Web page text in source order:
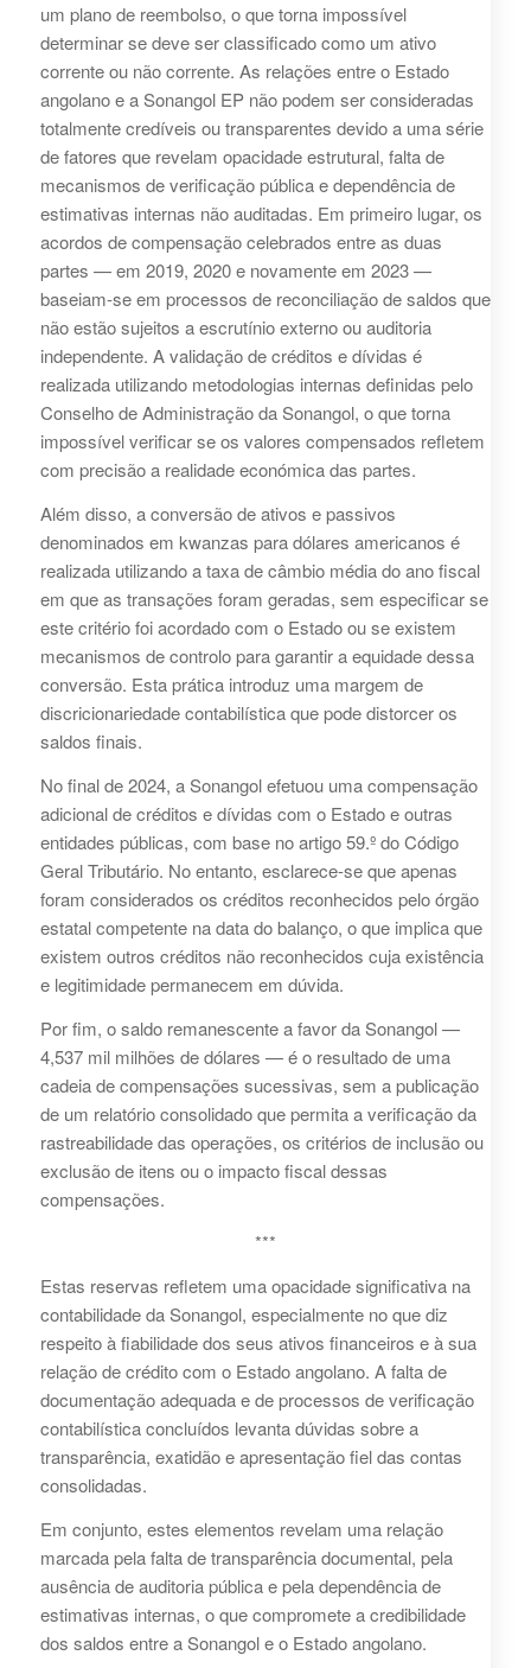
um plano de reembolso, o que torna impossível
determinar se deve ser classificado como um ativo
corrente ou não corrente. As relações entre o Estado
angolano e a Sonangol EP não podem ser consideradas
totalmente credíveis ou transparentes devido a uma série
de fatores que revelam opacidade estrutural, falta de
mecanismos de verificação pública e dependência de
estimativas internas não auditadas. Em primeiro lugar, os
acordos de compensação celebrados entre as duas
partes — em 2019, 2020 e novamente em 2023 —
baseiam-se em processos de reconciliação de saldos que
não estão sujeitos a escrutínio externo ou auditoria
independente. A validação de créditos e dívidas é
realizada utilizando metodologias internas definidas pelo
Conselho de Administração da Sonangol, o que torna
impossível verificar se os valores compensados refletem
com precisão a realidade económica das partes.
Além disso, a conversão de ativos e passivos
denominados em kwanzas para dólares americanos é
realizada utilizando a taxa de câmbio média do ano fiscal
em que as transações foram geradas, sem especificar se
este critério foi acordado com o Estado ou se existem
mecanismos de controlo para garantir a equidade dessa
conversão. Esta prática introduz uma margem de
discricionariedade contabilística que pode distorcer os
saldos finais.
No final de 2024, a Sonangol efetuou uma compensação
adicional de créditos e dívidas com o Estado e outras
entidades públicas, com base no artigo 59.º do Código
Geral Tributário. No entanto, esclarece-se que apenas
foram considerados os créditos reconhecidos pelo órgão
estatal competente na data do balanço, o que implica que
existem outros créditos não reconhecidos cuja existência
e legitimidade permanecem em dúvida.
Por fim, o saldo remanescente a favor da Sonangol —
4,537 mil milhões de dólares — é o resultado de uma
cadeia de compensações sucessivas, sem a publicação
de um relatório consolidado que permita a verificação da
rastreabilidade das operações, os critérios de inclusão ou
exclusão de itens ou o impacto fiscal dessas
compensações.
***
Estas reservas refletem uma opacidade significativa na
contabilidade da Sonangol, especialmente no que diz
respeito à fiabilidade dos seus ativos financeiros e à sua
relação de crédito com o Estado angolano. A falta de
documentação adequada e de processos de verificação
contabilística concluídos levanta dúvidas sobre a
transparência, exatidão e apresentação fiel das contas
consolidadas.
Em conjunto, estes elementos revelam uma relação
marcada pela falta de transparência documental, pela
ausência de auditoria pública e pela dependência de
estimativas internas, o que compromete a credibilidade
dos saldos entre a Sonangol e o Estado angolano.